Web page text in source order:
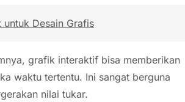
untuk Desain Grafis
grafik interaktif bisa memberikan
waktu tertentu. Ini sangat berguna
nilai tukar.